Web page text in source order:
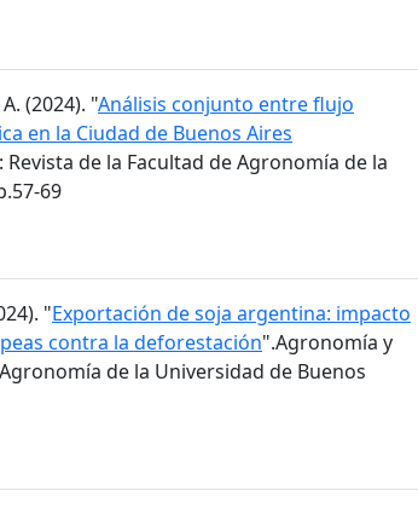
(2024). "Análisis conjunto entre flujo
en la Ciudad de Buenos Aires
de la Facultad de Agronomía de la
69
"Exportación de soja argentina: impacto
contra la deforestación".Agronomía y
de la Universidad de Buenos